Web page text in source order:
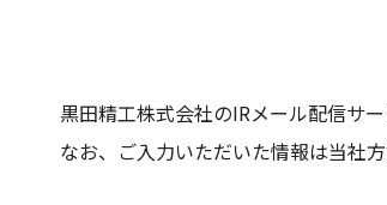
黒田精工株式会社のIRメール配信サ
なお、ご入力いただいた情報は当社